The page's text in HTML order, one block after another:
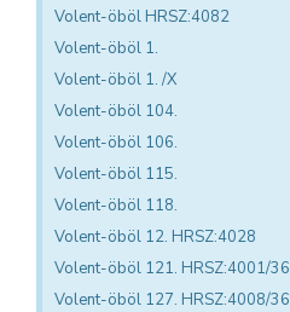
Volent-öböl HRSZ:4082
Volent-öböl 1.
Volent-öböl 1. /X
Volent-öböl 104.
Volent-öböl 106.
Volent-öböl 115.
Volent-öböl 118.
Volent-öböl 12. HRSZ:4028
Volent-öböl 121. HRSZ:4001/36
Volent-öböl 127. HRSZ:4008/36